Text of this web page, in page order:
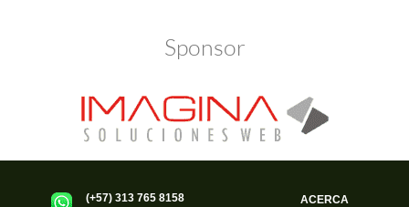
Sponsor
(+57) 313 765 8158
ACERCA